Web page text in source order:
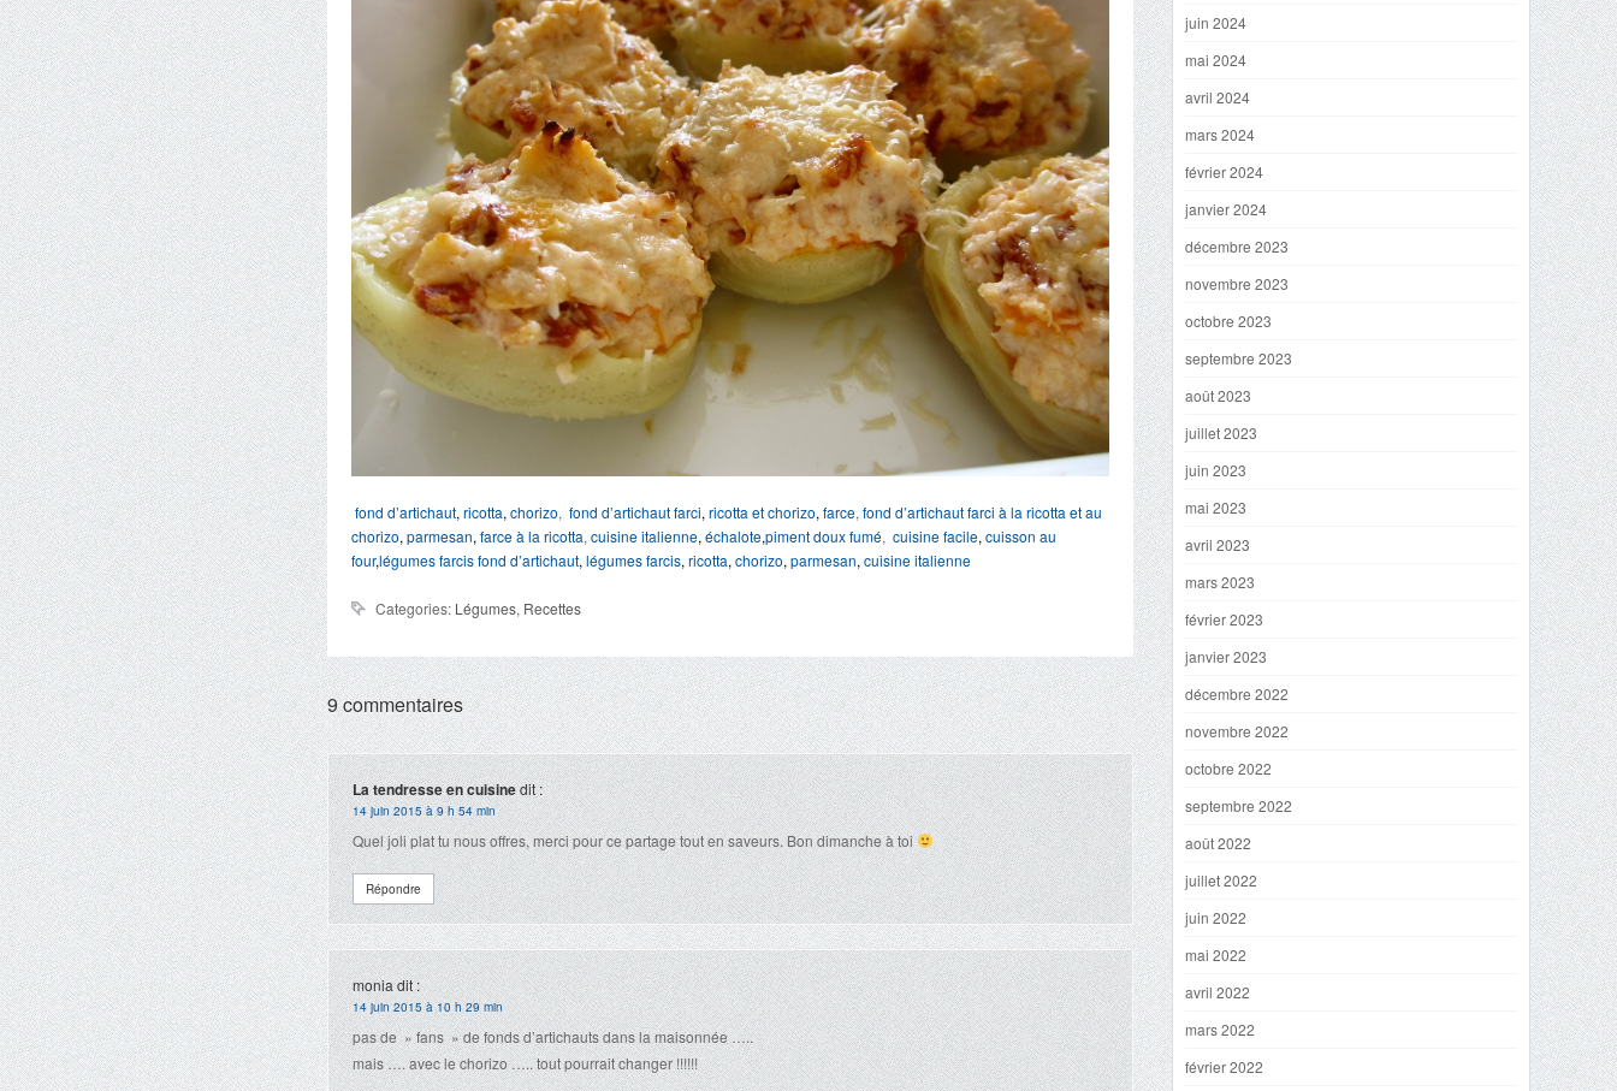
fond d’artichaut, ricotta, chorizo, fond d’artichaut farci, ricotta et chorizo, farce, fond d’artichaut farci à la ricotta et au
chorizo, parmesan, farce à la ricotta, cuisine italienne, échalote,piment doux fumé, cuisine facile, cuisson au
four,légumes farcisfond d’artichaut, légumes farcis, ricotta, chorizo, parmesan, cuisine italienne
Categories: Légumes, Recettes
9 commentaires
La tendresse en cuisinedit :
14 juin 2015 à 9 h 54 min
Quel joli plat tu nous offres, merci pour ce partage tout en saveurs. Bon dimanche à toi
Répondre
moniadit :
14 juin 2015 à 10 h 29 min
pas de » fans » de fonds d’artichauts dans la maisonnée …..
mais …. avec le chorizo ….. tout pourrait changer !!!!!!
juin 2024
mai 2024
avril 2024
mars 2024
février 2024
janvier 2024
décembre 2023
novembre 2023
octobre 2023
septembre 2023
août 2023
juillet 2023
juin 2023
mai 2023
avril 2023
mars 2023
février 2023
janvier 2023
décembre 2022
novembre 2022
octobre 2022
septembre 2022
août 2022
juillet 2022
juin 2022
mai 2022
avril 2022
mars 2022
février 2022